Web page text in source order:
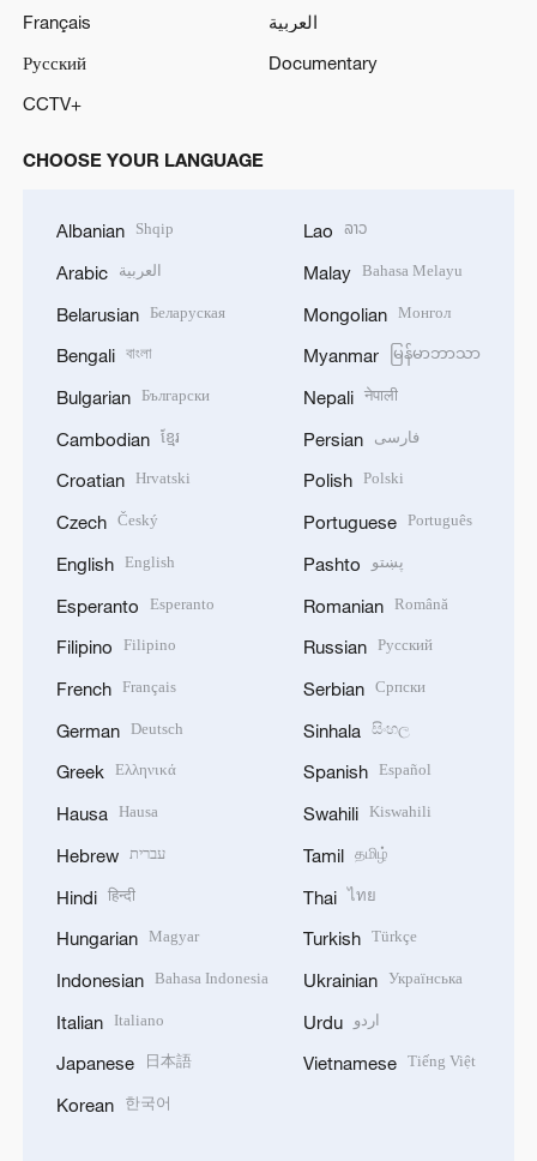
Français
العربية
Русский
Documentary
CCTV+
CHOOSE YOUR LANGUAGE
Albanian Shqip
Arabic العربية
Belarusian Беларуская
Bengali বাংলা
Bulgarian Български
Cambodian ខ្មែរ
Croatian Hrvatski
Czech Český
English English
Esperanto Esperanto
Filipino Filipino
French Français
German Deutsch
Greek Ελληνικά
Hausa Hausa
Hebrew עברית
Hindi हिन्दी
Hungarian Magyar
Indonesian Bahasa Indonesia
Italian Italiano
Japanese 日本語
Korean 한국어
Lao ລາວ
Malay Bahasa Melayu
Mongolian Монгол
Myanmar မြန်မာဘာသာ
Nepali नेपाली
Persian فارسی
Polish Polski
Portuguese Português
Pashto پښتو
Romanian Română
Russian Русский
Serbian Српски
Sinhala සිංහල
Spanish Español
Swahili Kiswahili
Tamil தமிழ்
Thai ไทย
Turkish Türkçe
Ukrainian Українська
Urdu اردو
Vietnamese Tiếng Việt